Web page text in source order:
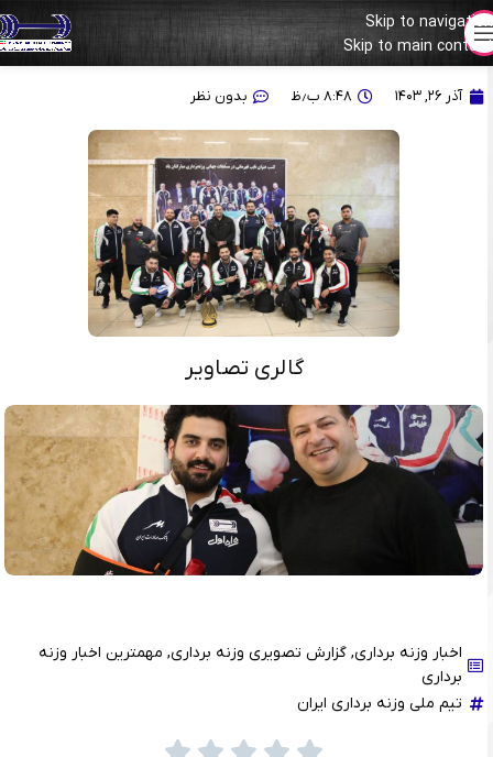
Skip to navigation
Skip to main content
گزارش تصویری استقبال از قهرمانان اعزامی به رقابت‌های جهانی
آذر ۲۶, ۱۴۰۳ ۸:۴۸ ب٫ظ بدون نظر
گالری تصاویر
اخبار وزنه برداری, گزارش تصویری وزنه برداری, مهمترین اخبار وزنه
برداری
تیم ملی وزنه برداری ایران